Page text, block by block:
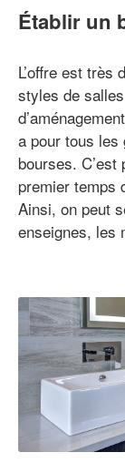
Établir un
L’offre est très
styles de
a pour tous
bourses.
premier temps
Ainsi, on peut
enseignes, les